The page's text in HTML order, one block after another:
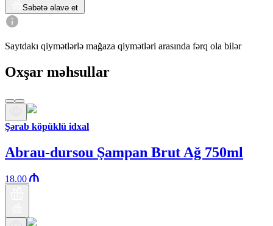
Səbətə əlavə et
Saytdakı qiymətlərlə mağaza qiymətləri arasında fərq ola bilər
Oxşar məhsullar
Şərab köpüklü idxal
Abrau-dursou Şampan Brut Ağ 750ml
18.00